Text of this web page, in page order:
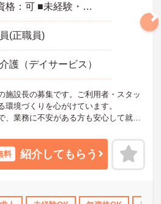
■無資格：可 ■未経験・ブランク：可
(正職員)
護（デイサービス）
施設長の募集です。ご利用者・スタッ
境づくりを心がけています。
、業務に不安がある方も安心して就業
ポイントなど、さらに詳細をお話し
談ください！
料 紹介してもらう